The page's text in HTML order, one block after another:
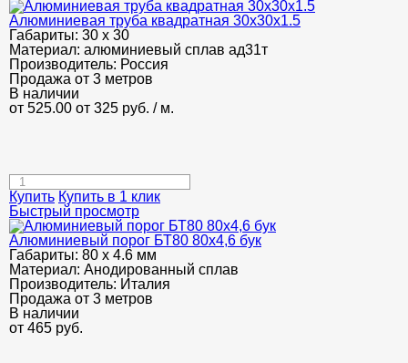
Алюминиевая труба квадратная 30х30х1.5
Габариты: 30 х 30
Материал: алюминиевый сплав ад31т
Производитель: Россия
Продажа от 3 метров
В наличии
от 525.00 от 325 руб. / м.
Купить Купить в 1 клик
Быстрый просмотр
Алюминиевый порог БТ80 80х4,6 бук
Габариты: 80 х 4.6 мм
Материал: Анодированный сплав
Производитель: Италия
Продажа от 3 метров
В наличии
от 465 руб.